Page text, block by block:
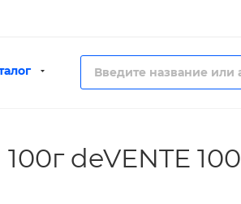
deVENTE